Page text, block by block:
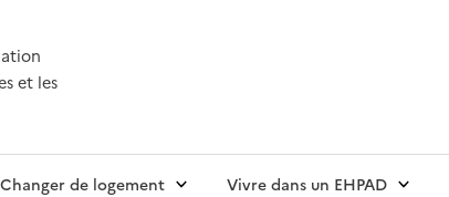
et les
Changer de logement Vivre dans un EHPAD